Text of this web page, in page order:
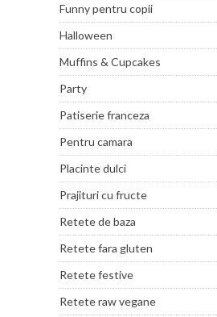
Funny pentru copii
Halloween
Muffins & Cupcakes
Party
Patiserie franceza
Pentru camara
Placinte dulci
Prajituri cu fructe
Retete de baza
Retete fara gluten
Retete festive
Retete raw vegane